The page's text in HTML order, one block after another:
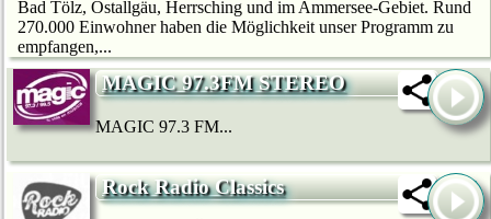
Bad Tölz, Ostallgäu, Herrsching und im Ammersee-Gebiet. Rund
270.000 Einwohner haben die Möglichkeit unser Programm zu
empfangen,...
MAGIC 97.3FM STEREO
MAGIC 97.3 FM...
Rock Radio Classics